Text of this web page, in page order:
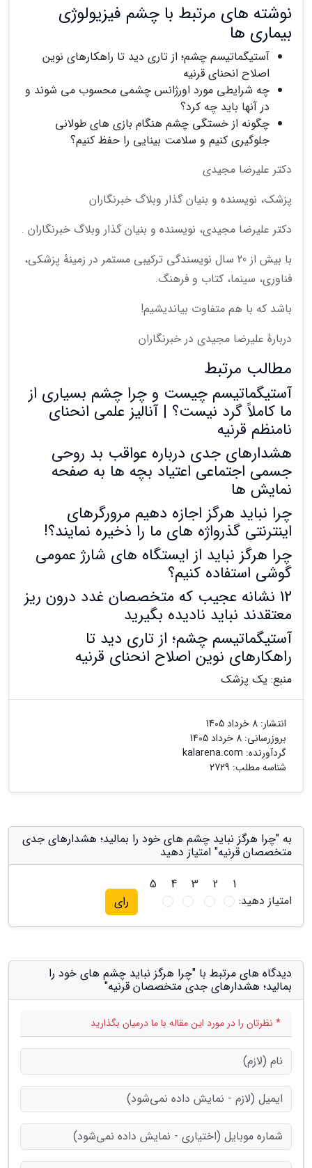
نوشته های مرتبط با چشم فیزیولوژی
بیماری ها
آستیگماتیسم چشم؛ از تاری دید تا راهکارهای نوین
اصلاح انحنای قرنیه
چه شرایطی مورد اورژانس چشمی محسوب می شوند و
در آنها باید چه کرد؟
چگونه از خستگی چشم هنگام بازی های طولانی
جلوگیری کنیم و سلامت بینایی را حفظ کنیم؟
دکتر علیرضا مجیدی
پزشک، نویسنده و بنیان گذار وبلاگ خبرنگاران
دکتر علیرضا مجیدی، نویسنده و بنیان گذار وبلاگ خبرنگاران .
با بیش از 20 سال نویسندگی ترکیبی مستمر در زمینهٔ پزشکی،
فناوری، سینما، کتاب و فرهنگ.
باشد که با هم متفاوت بیاندیشیم!
دربارهٔ علیرضا مجیدی در خبرنگاران
مطالب مرتبط
آستیگماتیسم چیست و چرا چشم بسیاری از
ما کاملاً گرد نیست؟ | آنالیز علمی انحنای
نامنظم قرنیه
هشدارهای جدی درباره عواقب بد روحی
جسمی اجتماعی اعتیاد بچه ها به صفحه
نمایش ها
چرا نباید هرگز اجازه دهیم مرورگرهای
اینترنتی گذرواژه های ما را ذخیره نمایند؟!
چرا هرگز نباید از ایستگاه های شارژ عمومی
گوشی استفاده کنیم؟
12 نشانه عجیب که متخصصان غدد درون ریز
معتقدند نباید نادیده بگیرید
آستیگماتیسم چشم؛ از تاری دید تا
راهکارهای نوین اصلاح انحنای قرنیه
منبع: یک پزشک
انتشار: 8 خرداد 1405
بروزرسانی: 8 خرداد 1405
گردآورنده: kalarena.com
شناسه مطلب: 2729
به "چرا هرگز نباید چشم های خود را بمالید؛ هشدارهای جدی
متخصصان قرنیه" امتیاز دهید
امتیاز دهید:
1
2
3
4
5
رای
دیدگاه های مرتبط با "چرا هرگز نباید چشم های خود را
بمالید؛ هشدارهای جدی متخصصان قرنیه"
* نظرتان را در مورد این مقاله با ما درمیان بگذارید